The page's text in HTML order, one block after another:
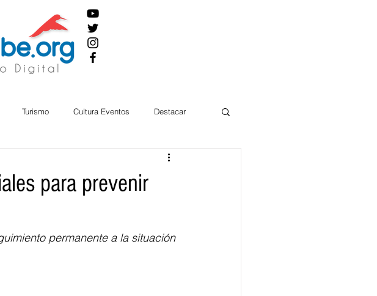
Turismo Cultura Eventos Destacar
para prevenir
permanente a la situación